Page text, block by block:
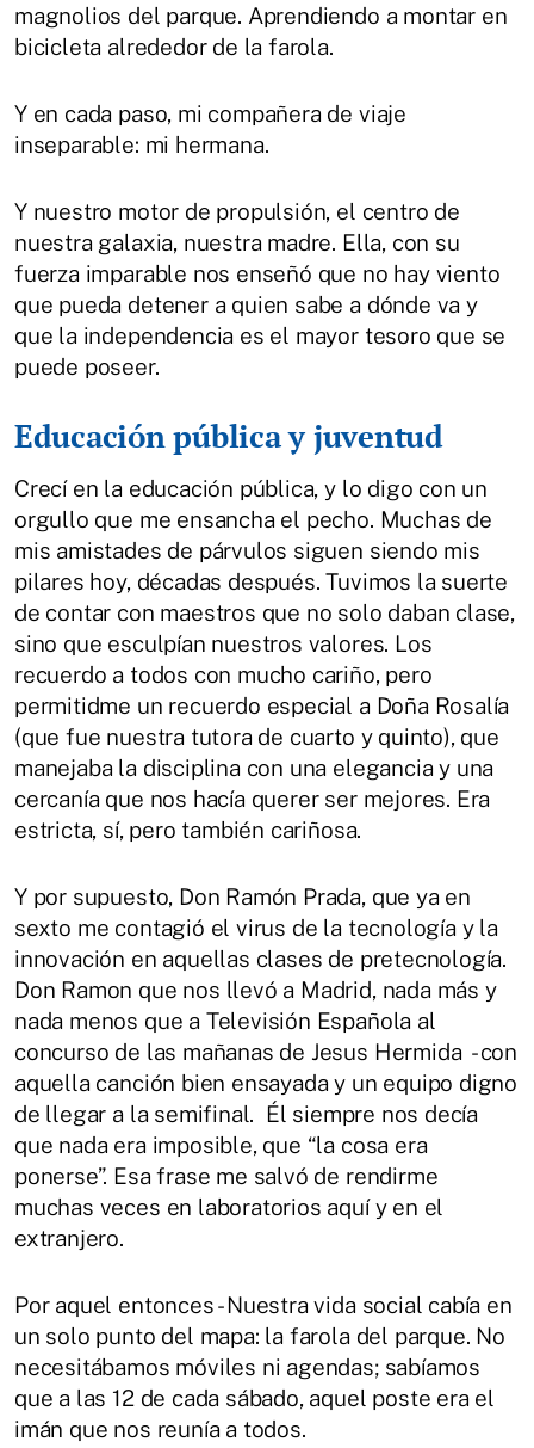
magnolios del parque. Aprendiendo a montar en
bicicleta alrededor de la farola.
Y en cada paso, mi compañera de viaje
inseparable: mi hermana.
Y nuestro motor de propulsión, el centro de
nuestra galaxia, nuestra madre. Ella, con su
fuerza imparable nos enseñó que no hay viento
que pueda detener a quien sabe a dónde va y
que la independencia es el mayor tesoro que se
puede poseer.
Educación pública y juventud
Crecí en la educación pública, y lo digo con un
orgullo que me ensancha el pecho. Muchas de
mis amistades de párvulos siguen siendo mis
pilares hoy, décadas después. Tuvimos la suerte
de contar con maestros que no solo daban clase,
sino que esculpían nuestros valores. Los
recuerdo a todos con mucho cariño, pero
permitidme un recuerdo especial a Doña Rosalía
(que fue nuestra tutora de cuarto y quinto), que
manejaba la disciplina con una elegancia y una
cercanía que nos hacía querer ser mejores. Era
estricta, sí, pero también cariñosa.
Y por supuesto, Don Ramón Prada, que ya en
sexto me contagió el virus de la tecnología y la
innovación en aquellas clases de pretecnología.
Don Ramon que nos llevó a Madrid, nada más y
nada menos que a Televisión Española al
concurso de las mañanas de Jesus Hermida - con
aquella canción bien ensayada y un equipo digno
de llegar a la semifinal. Él siempre nos decía
que nada era imposible, que “la cosa era
ponerse”. Esa frase me salvó de rendirme
muchas veces en laboratorios aquí y en el
extranjero.
Por aquel entonces - Nuestra vida social cabía en
un solo punto del mapa: la farola del parque. No
necesitábamos móviles ni agendas; sabíamos
que a las 12 de cada sábado, aquel poste era el
imán que nos reunía a todos.